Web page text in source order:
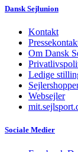
Dansk Sejlunion
Kontakt
Om Dansk
Ledige
Websejler
Sociale Medier